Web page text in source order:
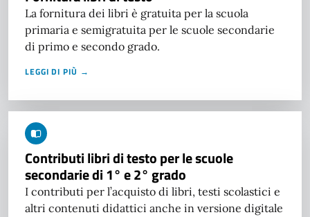
La fornitura dei libri è gratuita per la scuola
primaria e semigratuita per le scuole secondarie
di primo e secondo grado.
LEGGI DI PIÙ →
Contributi libri di testo per le scuole
secondarie di 1° e 2° grado
I contributi per l’acquisto di libri, testi scolastici e
altri contenuti didattici anche in versione digitale